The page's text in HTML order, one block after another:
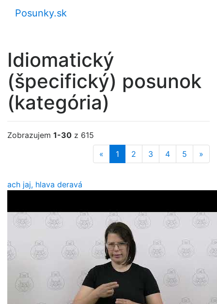
Posunky.sk
Idiomatický
(špecifický) posunok
(kategória)
Zobrazujem 1-30 z 615
«
1 2 3 4 5 »
ach jaj, hlava deravá